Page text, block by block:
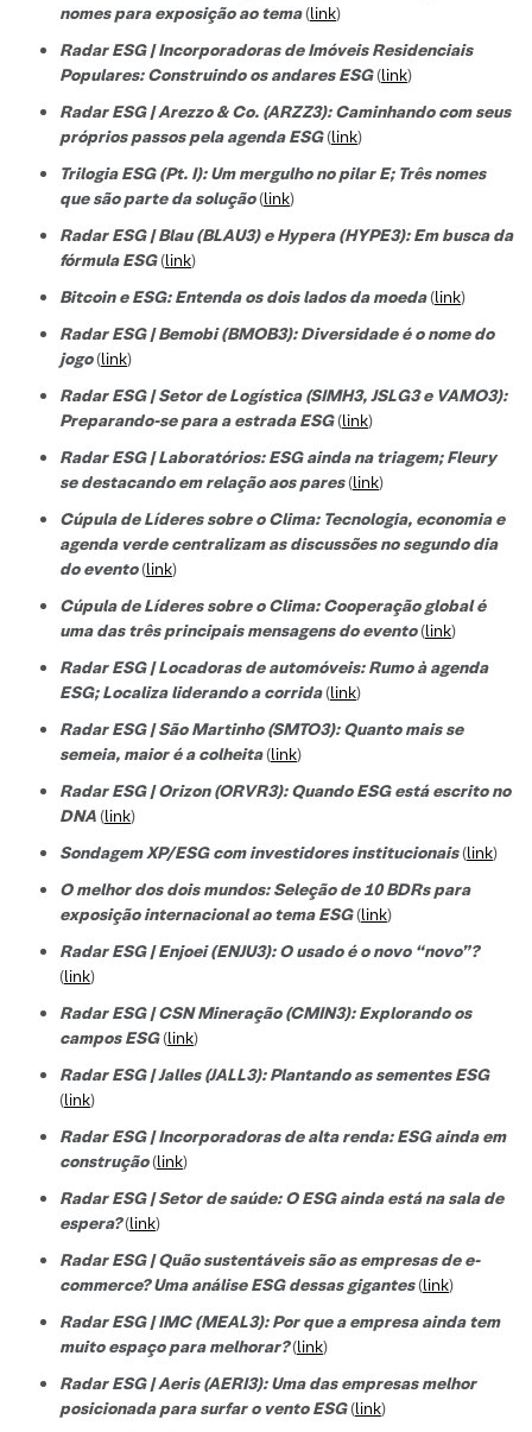
nomes para exposição ao tema(link)
Radar ESG | Incorporadoras de Imóveis Residenciais
Populares: Construindo os andares ESG(link)
Radar ESG | Arezzo & Co. (ARZZ3): Caminhando com seus
próprios passos pela agenda ESG(link)
Trilogia ESG (Pt. I): Um mergulho no pilar E; Três nomes
que são parte da solução(link)
Radar ESG | Blau (BLAU3) e Hypera (HYPE3): Em busca da
fórmula ESG(link)
Bitcoin e ESG: Entenda os dois lados da moeda(link)
Radar ESG | Bemobi (BMOB3): Diversidade é o nome do
jogo(link)
Radar ESG | Setor de Logística (SIMH3, JSLG3 e VAMO3):
Preparando-se para a estrada ESG(link)
Radar ESG | Laboratórios: ESG ainda na triagem; Fleury
se destacando em relação aos pares(link)
Cúpula de Líderes sobre o Clima: Tecnologia, economia e
agenda verde centralizam as discussões no segundo dia
do evento(link)
Cúpula de Líderes sobre o Clima: Cooperação global é
uma das três principais mensagens do evento(link)
Radar ESG | Locadoras de automóveis: Rumo à agenda
ESG; Localiza liderando a corrida(link)
Radar ESG | São Martinho (SMTO3): Quanto mais se
semeia, maior é a colheita(link)
Radar ESG | Orizon (ORVR3): Quando ESG está escrito no
DNA(link)
Sondagem XP/ESG com investidores institucionais(link)
O melhor dos dois mundos: Seleção de 10 BDRs para
exposição internacional ao tema ESG(link)
Radar ESG | Enjoei (ENJU3): O usado é o novo “novo”?
(link)
Radar ESG | CSN Mineração (CMIN3): Explorando os
campos ESG(link)
Radar ESG | Jalles (JALL3): Plantando as sementes ESG
(link)
Radar ESG | Incorporadoras de alta renda: ESG ainda em
construção(link)
Radar ESG | Setor de saúde: O ESG ainda está na sala de
espera?(link)
Radar ESG | Quão sustentáveis são as empresas de e-
commerce? Uma análise ESG dessas gigantes(link)
Radar ESG | IMC (MEAL3): Por que a empresa ainda tem
muito espaço para melhorar?(link)
Radar ESG | Aeris (AERI3): Uma das empresas melhor
posicionada para surfar o vento ESG(link)